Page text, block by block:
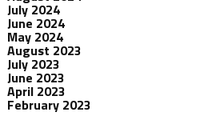
July 2024
June 2024
May 2024
August 2023
July 2023
June 2023
April 2023
February 2023